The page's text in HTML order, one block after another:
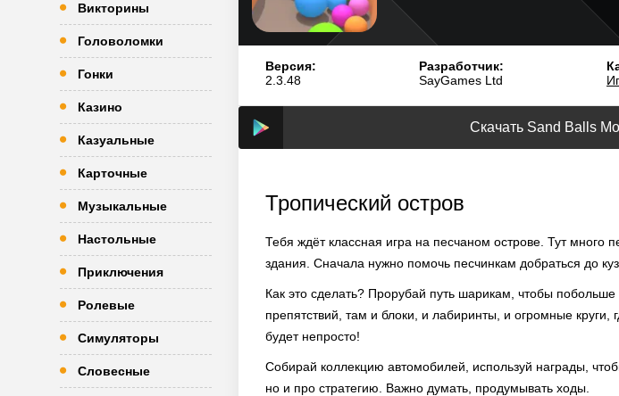
Викторины
Головоломки
Гонки
Казино
Казуальные
Карточные
Музыкальные
Настольные
Приключения
Ролевые
Симуляторы
Словесные
Версия:
2.3.48
Разработчик:
SayGames Ltd
Скачать Sand Balls
Тропический остров
Тебя ждёт классная игра на песчаном острове. Тут
здания. Сначала нужно помочь песчинкам добраться до
Как это сделать? Прорубай путь шарикам, чтобы
препятствий, там и блоки, и лабиринты, и огромные круги,
будет непросто!
Собирай коллекцию автомобилей, используй награды,
но и про стратегию. Важно думать, продумывать ходы.